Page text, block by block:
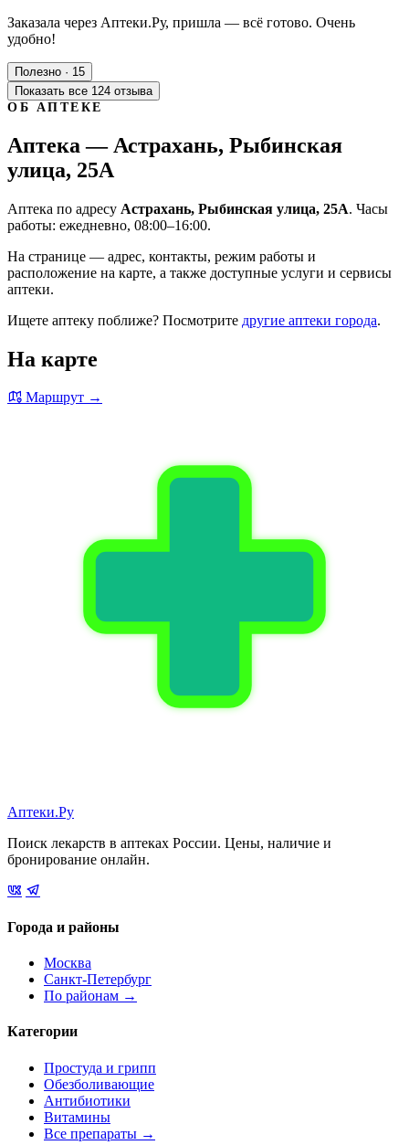
Заказала через Аптеки.Ру, пришла — всё готово. Очень
удобно!
Полезно · 15
Показать все 124 отзыва
ОБ АПТЕКЕ
Аптека — Астрахань, Рыбинская
улица, 25А
Аптека по адресу Астрахань, Рыбинская улица, 25А. Часы
работы: ежедневно, 08:00–16:00.
На странице — адрес, контакты, режим работы и
расположение на карте, а также доступные услуги и сервисы
аптеки.
Ищете аптеку поближе? Посмотрите другие аптеки города.
На карте
Маршрут →
Аптеки.Ру
Поиск лекарств в аптеках России. Цены, наличие и
бронирование онлайн.
Города и районы
Москва
Санкт-Петербург
По районам →
Категории
Простуда и грипп
Обезболивающие
Антибиотики
Витамины
Все препараты →